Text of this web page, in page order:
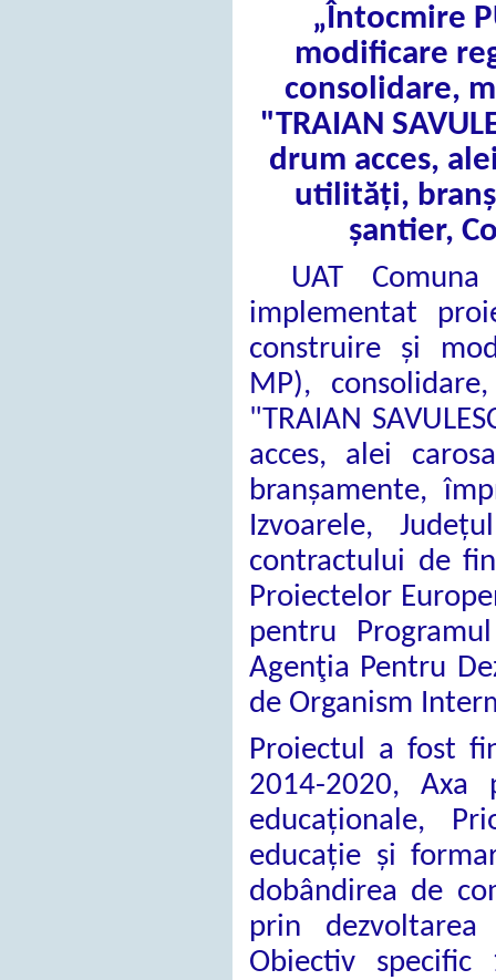
„Întocmire
modificare
consolidare,
"TRAIAN
drum acces,
utilități,
șantier,
UAT
implementat
construire și
MP),
"TRAIAN
acces, alei
branșamente,
Izvoarele,
contractului de
Proiectelor
pentru
Agenţia Pentru
de Organism
Proiectul a fost
2014-2020, Axa
educaționale,
educație și
dobândirea de
prin
Obiectiv